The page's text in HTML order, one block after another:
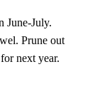
June-July.
Prune out
next year.